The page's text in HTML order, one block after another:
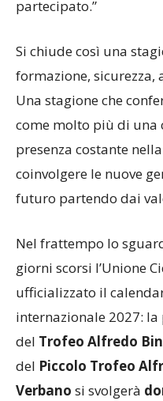
evento sempre più
Si chiude così una
formazione, sicurezza,
Una stagione che
come molto più di una
presenza costante
coinvolgere le nuove
Nel frattempo lo
giorni scorsi l’Unione
ufficializzato il
internazionale 2027:
del Trofeo Alfredo
delPiccolo Trofeo